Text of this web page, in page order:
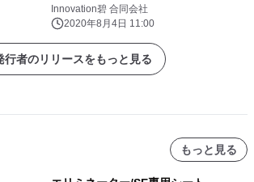
Cycle」にて8/7より
Innovation碧 合同会社
2020年8月4日 11:00
行者のリリースをもっと見る
もっと見る